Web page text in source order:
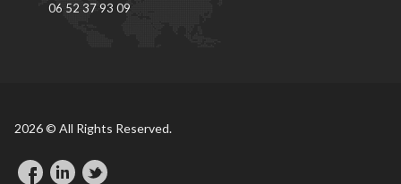
06 52 37 93 09
2026 © All Rights Reserved.